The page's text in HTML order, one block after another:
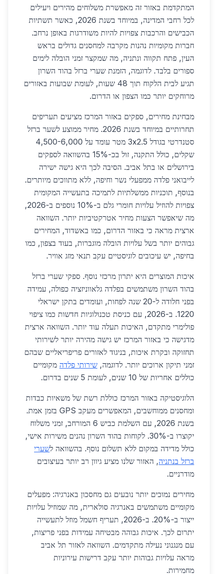
המתקדמת באזור זה מאפשרת משלוחים מהירים ויעילים
לכל רחבי המדינה, במיוחד בשנת 2026, כאשר תשתיות
הכבישים והרכבות צפויות להיות משודרגות באופן נרחב.
חברות מקומיות נהנות מקרבה למחסנים גדולים בראש
העין, פתח תקווה ונתניה, מה שמקצר זמני הובלה לימים
ספורים בלבד. לדוגמה, הזמנת שערי ברזל בהוד השרון
תגיע לבית הלקוח תוך 48 שעות, לעומת שבועות באזורים
מרוחקים יותר כמו הצפון או הדרום.
מבחינת מחירים, ספקים באזור המרכז מציעים תעריפים
תחרותיים במיוחד בשנת 2026. מחיר ממוצע לשער ברזל
סטנדרטי בגודל 3x2.5 מטר עומד על 4,500-6,000
שקלים, כולל התקנה, זול בכ-15% בהשוואה לספקים
בירושלים או בתל אביב. הסיבה לכך היא גישה ישירה
לייבואני פלדה ממפעלי נשר וחיפה, ללא מתווכים מיותרים.
בנוסף, תוכניות ממשלתיות לתמיכה בתעשייה המקומית
צפויות להוזיל עלויות חומרי גלם ב-10% נוספים ב-2026,
מה שיאפשר הצעות מחיר אטרקטיביות יותר. השוואה
ארצית מראה כי באזור הדרום, כמו באשדוד, המחירים
גבוהים יותר בשל עלויות הובלה מוגברות, בעוד בצפון, כמו
בחיפה, יש עיכובים לוגיסטיים עקב תנאי מזג אוויר.
איכות המוצרים היא יתרון מרכזי נוסף. ספקי שערי ברזל
בהוד השרון משתמשים בפלדה גלאווניזציה כפולה, עמידה
בפני חלודה ל-20 שנה לפחות, ועומדים בתקן ישראלי
1220. ב-2026, עם כניסת טכנולוגיות חדשות כמו ציפוי
פולימרי מתקדם, האיכות תעלה עוד יותר. השוואה ארצית
מדגישה כי באזור המרכז יש גישה מהירה יותר לשירותי
תחזוקה ובקרת איכות, בניגוד לאזורים פריפריאליים שבהם
זמני תיקון ארוכים יותר. לדוגמה, שירותי פלדה מקומיים
כוללים אחריות של 10 שנים, לעומת 5 שנים בדרום.
הלוגיסטיקה באזור המרכז כוללת רשת של משאיות כבדות
ומחסנים ממוחשבים, המאפשרים מעקב GPS בזמן אמת.
בשנת 2026, עם השלמת כביש 6 המורחב, זמני משלוח
יקוצרו ב-30%. לקוחות בהוד השרון נהנים משירות אישי,
כולל מדידה במקום ללא תשלום נוסף. בהשוואה לשערי
ברזל בנתניה, האזור שלנו מציע גיוון רב יותר בעיצובים
מודרניים.
מחירים נמוכים יותר נובעים גם מחסכון באנרגיה: מפעלים
מקומיים משתמשים באנרגיה סולארית, מה שמוזיל עלויות
ייצור ב-20%. ב-2026, תעריף חשמל מוזל לתעשייה
יתרום לכך. איכות גבוהה מבטיחה עמידות בפני פריצות,
עם מנגנוני נעילה מתקדמים. השוואה לאזור תל אביב
מראה עלויות גבוהות יותר עקב דרישות עירוניות
מחמירות.